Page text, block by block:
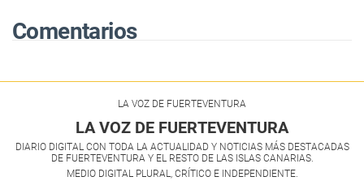
Comentarios
LA VOZ DE FUERTEVENTURA
LA VOZ DE FUERTEVENTURA
DIARIO DIGITAL CON TODA LA ACTUALIDAD Y NOTICIAS MÁS DESTACADAS
DE FUERTEVENTURA Y EL RESTO DE LAS ISLAS CANARIAS.
MEDIO DIGITAL PLURAL, CRÍTICO E INDEPENDIENTE.